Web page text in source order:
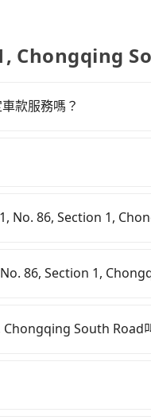
Chongqing
款服務嗎？
No. 86, Section 1,
多時有101班車次，
元，再用15分鐘出站
的200倍。縱使幸運
86, Section 1,
的iRent應該是你最便
車費用預估進去，但
South Road
程車、米琦計程車、蓮